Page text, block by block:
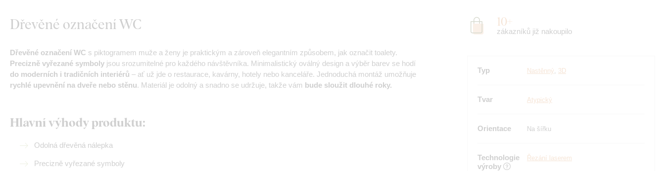
Dřevěné označení WC
Dřevěné označení WC s piktogramem muže a ženy je praktickým a zároveň elegantním způsobem, jak označit toalety.
Precizně vyřezané symboly jsou srozumitelné pro každého návštěvníka. Minimalistický oválný design a výběr barev se hodí
do moderních i tradičních interiérů – ať už jde o restaurace, kavárny, hotely nebo kanceláře. Jednoduchá montáž umožňuje
rychlé upevnění na dveře nebo stěnu. Materiál je odolný a snadno se udržuje, takže vám bude sloužit dlouhé roky.
Hlavní výhody produktu:
Odolná dřevěná nálepka
Precizně vyřezané symboly
10+
zákazníků již nakoupilo
Typ Nastěnný, 3D
Tvar Atypický
Orientace Na šířku
Technologie
výroby
Řezání laserem